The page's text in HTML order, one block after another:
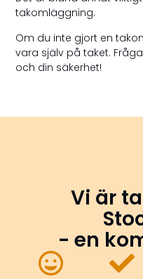
takomläggning.
Om du inte gjort en
vara själv på taket.
och din säkerhet!
Vi är
- en